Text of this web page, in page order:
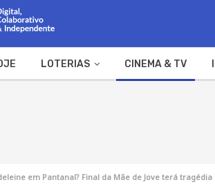
LOTERIAS CINEMA & TV
em Pantanal? Final da Mãe de Jove terá tragédia